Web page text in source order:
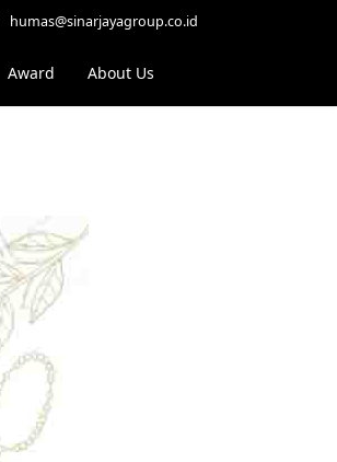
humas@sinarjayagroup.co.id
Award About Us